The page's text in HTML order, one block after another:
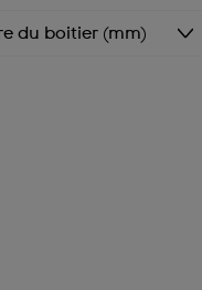
du boitier (mm)